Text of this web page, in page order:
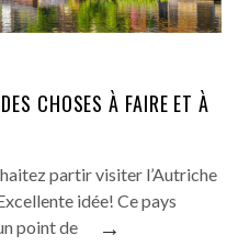
CHOSES À FAIRE ET À
partir visiter l’Autriche
idée! Ce pays
point de
→